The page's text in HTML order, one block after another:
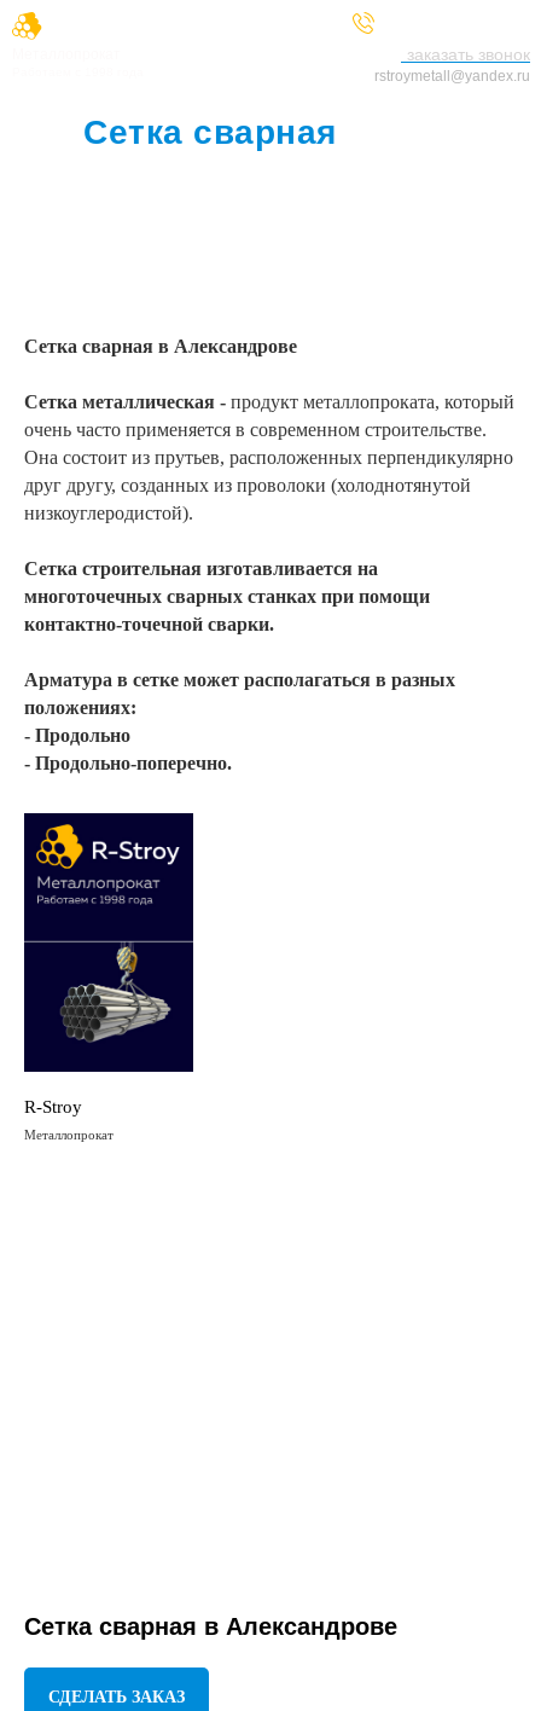
заказать звонок
rstroymetall@yandex.ru
Сетка сварная
Сетка сварная в Александрове
Сетка металлическая - продукт металлопроката, который
очень часто применяется в современном строительстве.
Она состоит из прутьев, расположенных перпендикулярно
друг другу, созданных из проволоки (холоднотянутой
низкоуглеродистой).
Сетка строительная изготавливается на
многоточечных сварных станках при помощи
контактно-точечной сварки.
Арматура в сетке может располагаться в разных
положениях:
- Продольно
- Продольно-поперечно.
R-Stroy
Металлопрокат
Сетка сварная в Александрове
СДЕЛАТЬ ЗАКАЗ